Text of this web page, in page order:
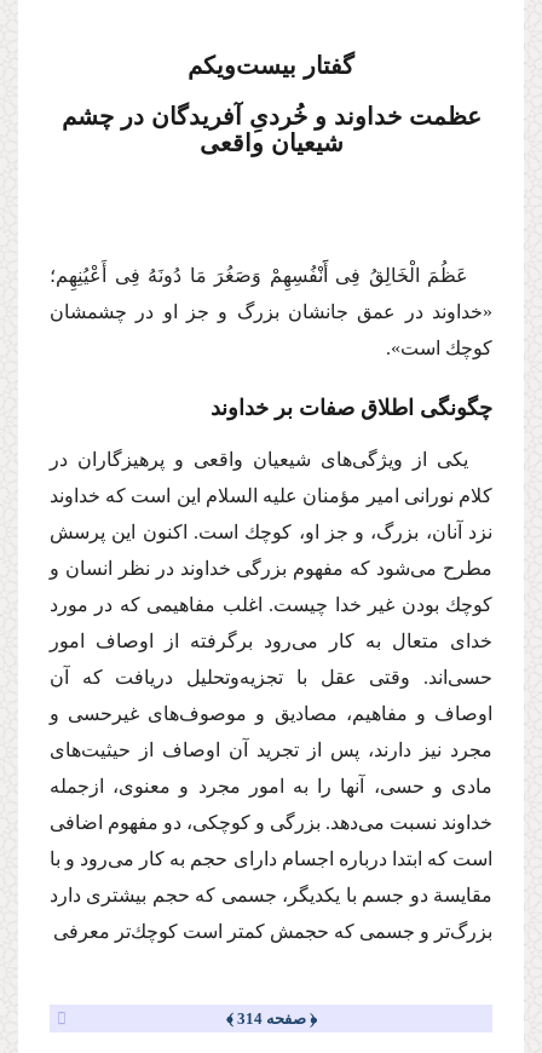
گفتار بیست‌ویكم
عظمت خداوند و خُردیِ آفریدگان در چشم
شیعیان واقعی
عَظُمَ الْخَالِقُ فِی أََنْفُسِهِمْ وَصَغُرَ مَا دُونَهُ فِی أَعْیُنِهِم؛
«خداوند در عمق جانشان بزرگ و جز او در چشمشان
كوچك است».
چگونگی اطلاق صفات بر خداوند
یكی از ویژگی‌های شیعیان واقعی و پرهیزگاران در
كلام نورانی امیر مؤمنان علیه السلام این ‌است ‌كه خداوند
نزد آنان، بزرگ، و جز او، كوچك است. اكنون این پرسش
مطرح می‌شود كه مفهوم بزرگی خداوند در نظر انسان و
كوچك‌ بودن غیر‌ خدا چیست. اغلب مفاهیمی که در مورد
خدای متعال به کار می‌رود برگرفته از اوصاف امور
حسی‌اند. وقتی عقل با تجزیه‌وتحلیل دریافت كه آن
اوصاف و مفاهیم، مصادیق و موصو‌ف‌های غیر‌حسی و
مجرد نیز دارند، پس از تجرید آن اوصاف از حیثیت‌های
مادی و حسی، آنها را به امور مجرد و معنوی، ازجمله
خداوند نسبت می‌دهد. بزرگی و كوچكی، دو مفهوم اضافی
است كه ابتدا درباره اجسام دارای حجم به‌ كار می‌رود و با
مقایسة دو جسم با یكدیگر، جسمی كه حجم بیشتری دارد
بزرگ‌تر و جسمی كه حجمش كمتر است كوچك‌تر معرفی
﴿ صفحه 314 ﴾